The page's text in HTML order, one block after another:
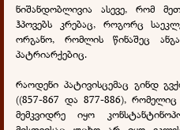
ნიშანდობლივია ასევე, რომ
ჰპოვებს კრებაც, როგორც
ორგანო, რომლის წინაშეც
პატრიარქებიც.
რაოდენი პატივისცემაც გინდ
((857-867 და 877-886),
მემკვიდრე იყო